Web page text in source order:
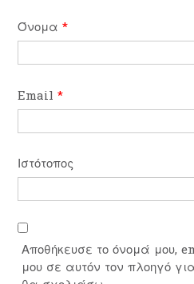
Όνομα *
Email *
Ιστότοπος
Αποθήκευσε το όνομά μου,
μου σε αυτόν τον πλοηγό